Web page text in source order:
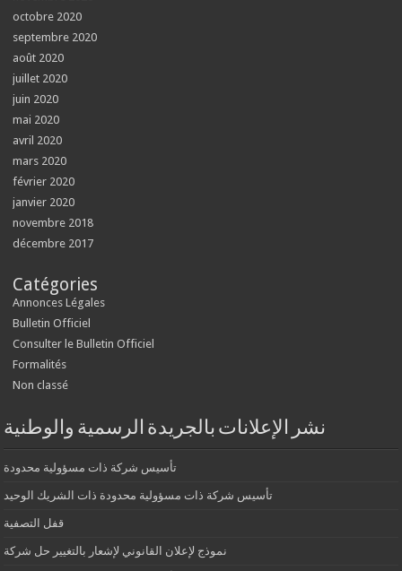
octobre 2020
septembre 2020
août 2020
juillet 2020
juin 2020
mai 2020
avril 2020
mars 2020
février 2020
janvier 2020
novembre 2018
décembre 2017
Catégories
Annonces Légales
Bulletin Officiel
Consulter le Bulletin Officiel
Formalités
Non classé
نشر الإعلانات بالجريدة الرسمية والوطنية
تأسيس شركة ذات مسؤولية محدودة
تأسيس شركة ذات مسؤولية محدودة ذات الشريك الوحيد
قفل التصفية
نموذج لإعلان القانوني لإشعار بالتغيير حل شركة